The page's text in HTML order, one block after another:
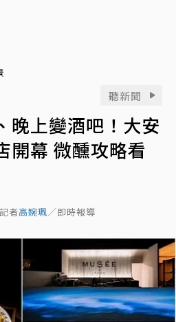
聽新聞
晚上變酒吧！大安
開幕 微醺攻略看
者高婉珮／即時報導